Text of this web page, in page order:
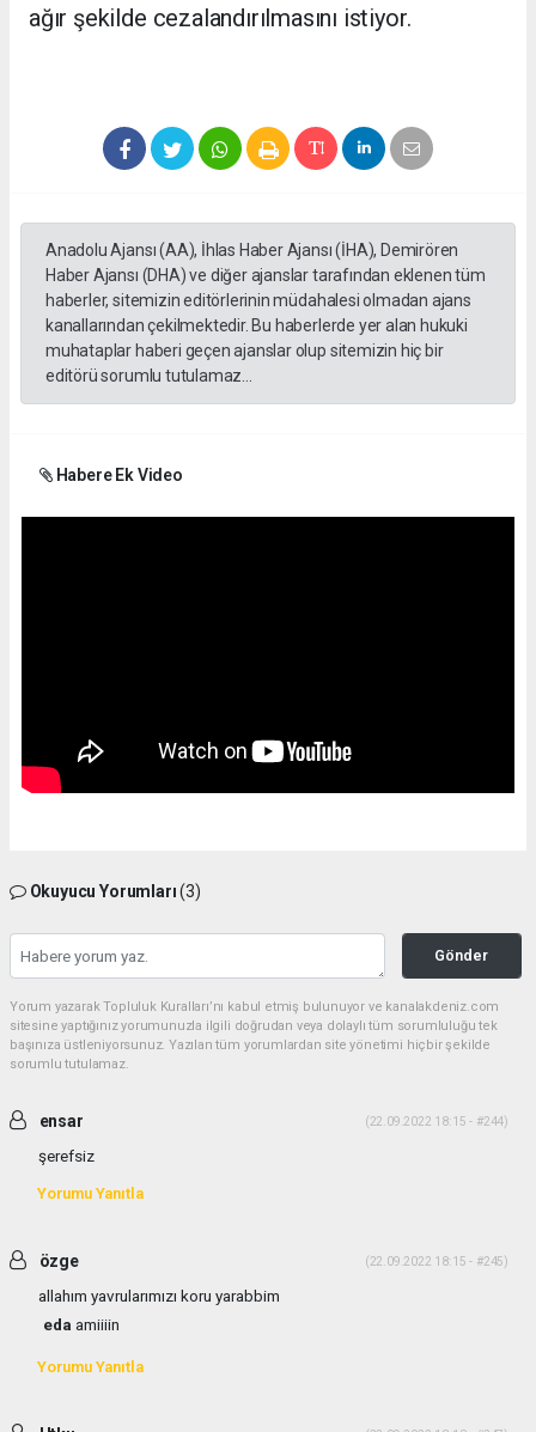
ağır şekilde cezalandırılmasını istiyor.
Anadolu Ajansı (AA), İhlas Haber Ajansı (İHA), Demirören
Haber Ajansı (DHA) ve diğer ajanslar tarafından eklenen tüm
haberler, sitemizin editörlerinin müdahalesi olmadan ajans
kanallarından çekilmektedir. Bu haberlerde yer alan hukuki
muhataplar haberi geçen ajanslar olup sitemizin hiç bir
editörü sorumlu tutulamaz...
Habere Ek Video
Okuyucu Yorumları(3)
Gönder
Yorum yazarak Topluluk Kuralları’nı kabul etmiş bulunuyor ve kanalakdeniz.com
sitesine yaptığınız yorumunuzla ilgili doğrudan veya dolaylı tüm sorumluluğu tek
başınıza üstleniyorsunuz. Yazılan tüm yorumlardan site yönetimi hiçbir şekilde
sorumlu tutulamaz.
ensar (22.09.2022 18:15 - #244)
şerefsiz
Yorumu Yanıtla
özge (22.09.2022 18:15 - #245)
allahım yavrularımızı koru yarabbim
eda amiiiin
Yorumu Yanıtla